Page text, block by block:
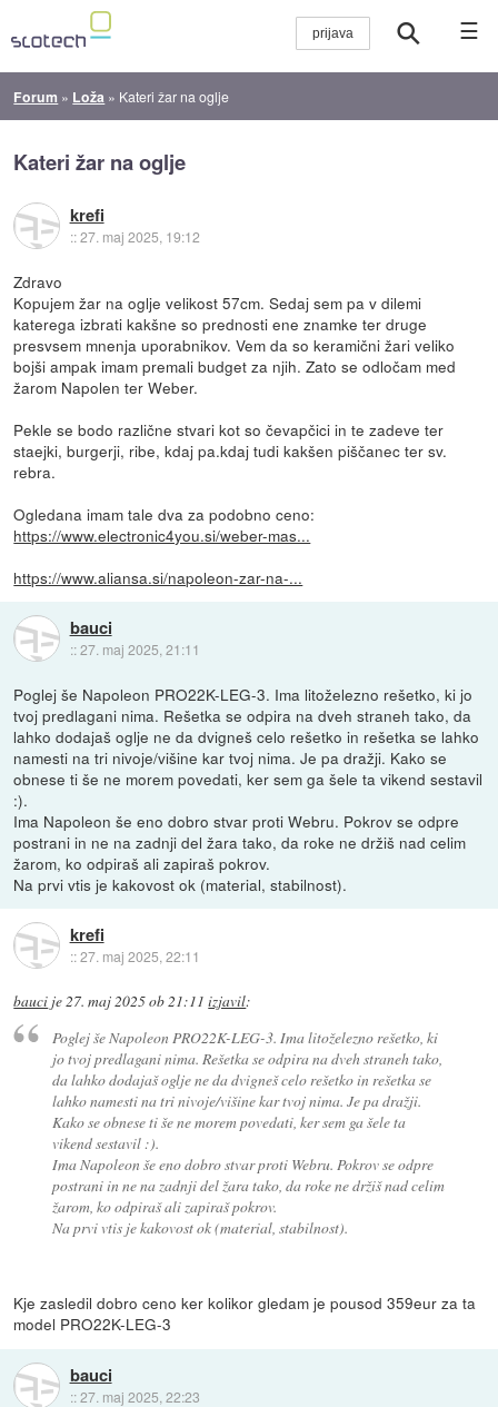
☰
Forum » Loža » Kateri žar na oglje
Kateri žar na oglje
krefi
::27. maj 2025, 19:12
Zdravo
Kopujem žar na oglje velikost 57cm. Sedaj sem pa v dilemi
katerega izbrati kakšne so prednosti ene znamke ter druge
presvsem mnenja uporabnikov. Vem da so keramični žari veliko
bojši ampak imam premali budget za njih. Zato se odločam med
žarom Napolen ter Weber.
Pekle se bodo različne stvari kot so čevapčici in te zadeve ter
staejki, burgerji, ribe, kdaj pa.kdaj tudi kakšen piščanec ter sv.
rebra.
Ogledana imam tale dva za podobno ceno:
https://www.electronic4you.si/weber-mas...
https://www.aliansa.si/napoleon-zar-na-...
bauci
::27. maj 2025, 21:11
Poglej še Napoleon PRO22K-LEG-3. Ima litoželezno rešetko, ki jo
tvoj predlagani nima. Rešetka se odpira na dveh straneh tako, da
lahko dodajaš oglje ne da dvigneš celo rešetko in rešetka se lahko
namesti na tri nivoje/višine kar tvoj nima. Je pa dražji. Kako se
obnese ti še ne morem povedati, ker sem ga šele ta vikend sestavil
:).
Ima Napoleon še eno dobro stvar proti Webru. Pokrov se odpre
postrani in ne na zadnji del žara tako, da roke ne držiš nad celim
žarom, ko odpiraš ali zapiraš pokrov.
Na prvi vtis je kakovost ok (material, stabilnost).
krefi
::27. maj 2025, 22:11
bauci je27. maj 2025 ob 21:11 izjavil:
Poglej še Napoleon PRO22K-LEG-3. Ima litoželezno rešetko, ki
jo tvoj predlagani nima. Rešetka se odpira na dveh straneh tako,
da lahko dodajaš oglje ne da dvigneš celo rešetko in rešetka se
lahko namesti na tri nivoje/višine kar tvoj nima. Je pa dražji.
Kako se obnese ti še ne morem povedati, ker sem ga šele ta
vikend sestavil :).
Ima Napoleon še eno dobro stvar proti Webru. Pokrov se odpre
postrani in ne na zadnji del žara tako, da roke ne držiš nad celim
žarom, ko odpiraš ali zapiraš pokrov.
Na prvi vtis je kakovost ok (material, stabilnost).
Kje zasledil dobro ceno ker kolikor gledam je pousod 359eur za ta
model PRO22K-LEG-3
bauci
::27. maj 2025, 22:23